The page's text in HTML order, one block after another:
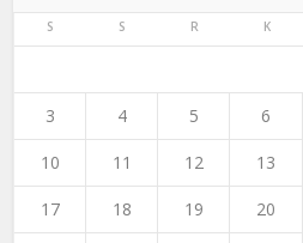
S S R K
3 4 5 6
10 11 12 13
17 18 19 20